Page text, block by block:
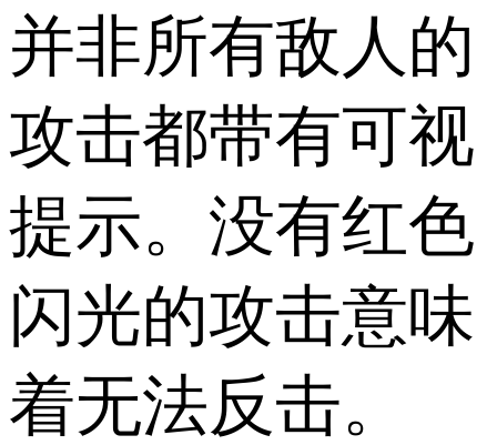
并非所有敌人的
攻击都带有可视
提示。没有红色
闪光的攻击意味
着无法反击。